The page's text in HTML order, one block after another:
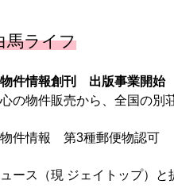
馬ライフ
物件情報創刊 出版事業開始
の物件販売から、全国の別
物件情報 第3種郵便物認可
ース（現 ジェイトップ）